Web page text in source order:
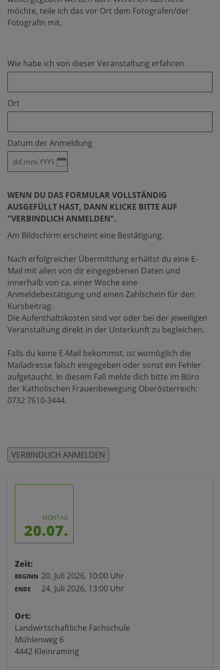
möchte, teile ich das vor Ort dem Fotografen/der
Fotografin mit.
Wie habe ich von dieser Veranstaltung erfahren
Ort
Datum der Anmeldung
WENN DU DAS FORMULAR VOLLSTÄNDIG
AUSGEFÜLLT HAST, DANN KLICKE BITTE AUF
"VERBINDLICH ANMELDEN".
Am Bildschirm erscheint eine Bestätigung.
Nach erfolgreicher Übermittlung erhältst du eine E-
Mail mit allen von dir eingegebenen Daten und
innerhalb von ca. einer Woche eine
Anmeldebestätigung und einen Zahlschein für den
Kursbeitrag.
Die Aufenthaltskosten sind vor oder bei der jeweiligen
Veranstaltung direkt in der Unterkunft zu begleichen.
Falls du keine E-Mail bekommst, ist womöglich die
Mailadresse falsch eingegeben oder sonst ein Fehler
aufgetaucht. In diesem Fall melde dich bitte im Büro
der Katholischen Frauenbewegung Oberösterreich:
0732 7610-3444.
VERBINDLICH ANMELDEN
MONTAG
20.07.
Zeit:
BEGINN 20. Juli 2026, 10:00 Uhr
ENDE 24. Juli 2026, 13:00 Uhr
Ort:
Landwirtschaftliche Fachschule
Mühlenweg 6
4442 Kleinraming